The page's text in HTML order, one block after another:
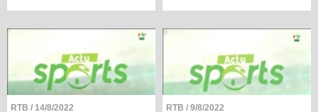
RTB / 14/8/2022 RTB / 9/8/2022